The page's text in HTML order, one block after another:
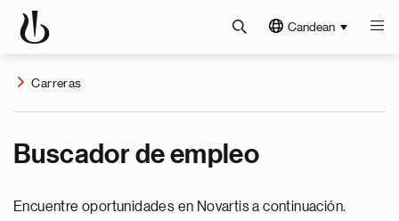
Candean
Carreras
Buscador de empleo
Encuentre oportunidades en Novartis a continuación.